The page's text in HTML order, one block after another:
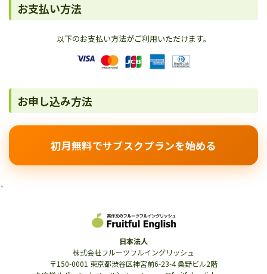
お支払い方法
以下のお支払い方法がご利用いただけます。
お申し込み方法
初月無料でサブスクプランを始める
`
日本法人
株式会社フルーツフルイングリッシュ
〒150-0001 東京都渋谷区神宮前6-23-4 桑野ビル2階